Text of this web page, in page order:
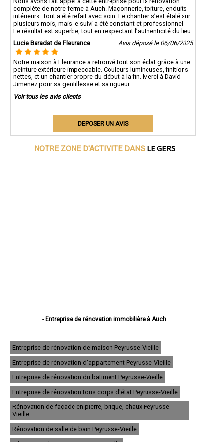
complète de notre ferme à Auch. Maçonnerie, toiture, enduits
intérieurs : tout a été refait avec soin. Le chantier s’est étalé sur
plusieurs mois, mais le suivi a été constant et professionnel.
Le résultat est superbe, tout en respectant l’authenticité du lieu.
Lucie Baradat de Fleurance
Avis déposé le 06/06/2025
Notre maison à Fleurance a retrouvé tout son éclat grâce à une
peinture extérieure impeccable. Couleurs lumineuses, finitions
nettes, et un chantier propre du début à la fin. Merci à David
Jimenez pour sa gentillesse et sa rigueur.
Voir tous les avis clients
DEPOSER UN AVIS
NOTRE ZONE D'ACTIVITE DANS LE GERS
- Entreprise de rénovation immobilière à Auch
- Entreprise de rénovation immobilière à Fleurance
- Entreprise de rénovation immobilière à Eauze
- Entreprise de rénovation immobilière à Mirande
- Entreprise de rénovation immobilière à Lectoure
- Entreprise de rénovation immobilière à Vic-Fezensac
- Entreprise de rénovation immobilière à Gimont
- Entreprise de rénovation immobilière à Pavie
- Entreprise de rénovation immobilière à Samatan
- Entreprise de rénovation immobilière à Lombez
- Entreprise de rénovation immobilière à Mauvezin
Entreprise de rénovation de maison Peyrusse-Vieille
Entreprise de rénovation d'appartement Peyrusse-Vieille
Entreprise de rénovation du batiment Peyrusse-Vieille
Entreprise de rénovation tous corps d'état Peyrusse-Vieille
Rénovation de façade en pierre, brique, chaux Peyrusse-
Vieille
Rénovation de salle de bain Peyrusse-Vieille